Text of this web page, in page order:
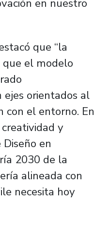
que “la
que el modelo
orientados al
con el entorno. En
y
en
2030 de la
alineada con
necesita hoy